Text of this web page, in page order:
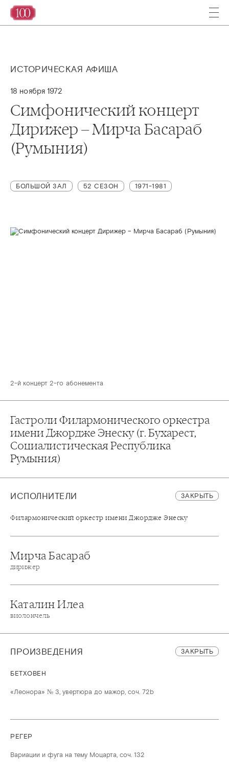
ИСТОРИЧЕСКАЯ АФИША
18 ноября 1972
Симфонический концерт
Дирижер – Мирча Басараб
(Румыния)
БОЛЬШОЙ ЗАЛ 52 СЕЗОН 1971-1981
2-й концерт 2-го абонемента
Гастроли Филармонического оркестра
имени Джордже Энеску (г. Бухарест,
Социалистическая Республика
Румыния)
ИСПОЛНИТЕЛИ ЗАКРЫТЬ
Филармонический оркестр имени Джордже Энеску
Мирча Басараб
дирижер
Каталин Илеа
виолончель
ПРОИЗВЕДЕНИЯ ЗАКРЫТЬ
БЕТХОВЕН
«Леонора» № 3, увертюра до мажор, соч. 72b
РЕГЕР
Вариации и фуга на тему Моцарта, соч. 132